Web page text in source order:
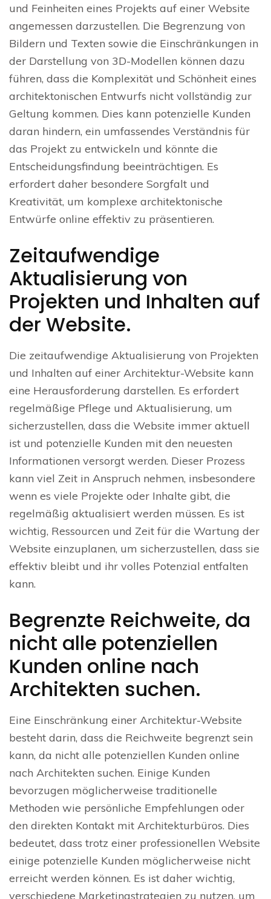
und Feinheiten eines Projekts auf einer Website
angemessen darzustellen. Die Begrenzung von
Bildern und Texten sowie die Einschränkungen in
der Darstellung von 3D-Modellen können dazu
führen, dass die Komplexität und Schönheit eines
architektonischen Entwurfs nicht vollständig zur
Geltung kommen. Dies kann potenzielle Kunden
daran hindern, ein umfassendes Verständnis für
das Projekt zu entwickeln und könnte die
Entscheidungsfindung beeinträchtigen. Es
erfordert daher besondere Sorgfalt und
Kreativität, um komplexe architektonische
Entwürfe online effektiv zu präsentieren.
Zeitaufwendige
Aktualisierung von
Projekten und Inhalten auf
der Website.
Die zeitaufwendige Aktualisierung von Projekten
und Inhalten auf einer Architektur-Website kann
eine Herausforderung darstellen. Es erfordert
regelmäßige Pflege und Aktualisierung, um
sicherzustellen, dass die Website immer aktuell
ist und potenzielle Kunden mit den neuesten
Informationen versorgt werden. Dieser Prozess
kann viel Zeit in Anspruch nehmen, insbesondere
wenn es viele Projekte oder Inhalte gibt, die
regelmäßig aktualisiert werden müssen. Es ist
wichtig, Ressourcen und Zeit für die Wartung der
Website einzuplanen, um sicherzustellen, dass sie
effektiv bleibt und ihr volles Potenzial entfalten
kann.
Begrenzte Reichweite, da
nicht alle potenziellen
Kunden online nach
Architekten suchen.
Eine Einschränkung einer Architektur-Website
besteht darin, dass die Reichweite begrenzt sein
kann, da nicht alle potenziellen Kunden online
nach Architekten suchen. Einige Kunden
bevorzugen möglicherweise traditionelle
Methoden wie persönliche Empfehlungen oder
den direkten Kontakt mit Architekturbüros. Dies
bedeutet, dass trotz einer professionellen Website
einige potenzielle Kunden möglicherweise nicht
erreicht werden können. Es ist daher wichtig,
verschiedene Marketingstrategien zu nutzen, um